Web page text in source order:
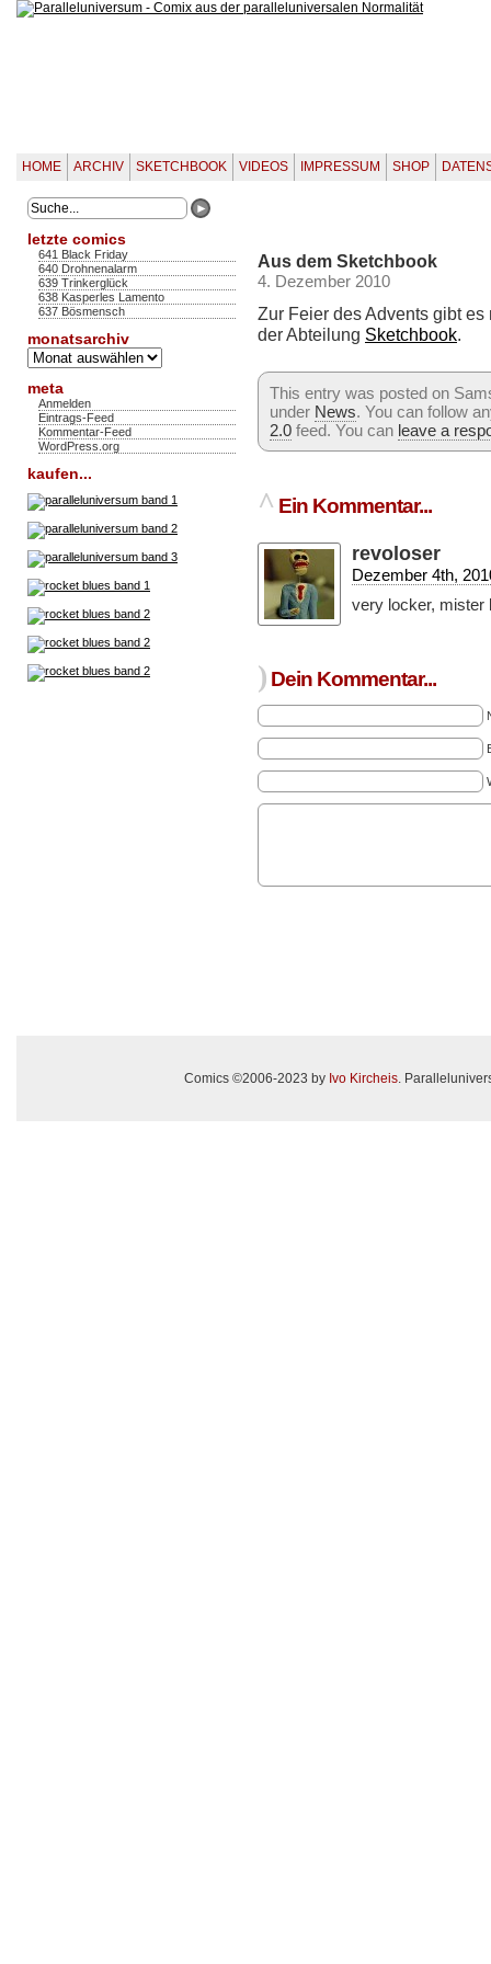
HOME ARCHIV SKETCHBOOK VIDEOS IMPRESSUM SHOP
letzte comics
641 Black Friday
640 Drohnenalarm
639 Trinkerglück
638 Kasperles Lamento
637 Bösmensch
monatsarchiv
Monatsarchiv
meta
Anmelden
Eintrags-Feed
Kommentar-Feed
WordPress.org
kaufen...
Aus dem Sketchbook
4. Dezember 2010
Zur Feier des Advents gibt
der Abteilung Sketchbook.
This entry was posted on
under News. You can follow
2.0 feed. You can leave a
^ Ein Kommentar...
revoloser
Dezember 4th,
very locker, mister
) Dein Kommentar...
Comics ©2006-2023 by Ivo Kircheis.